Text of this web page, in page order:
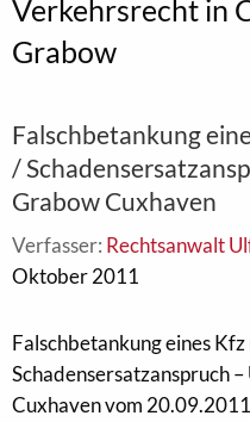
Verkehrsrecht in
Grabow
Falschbetankung
/
Grabow Cuxhaven
Verfasser: Rechtsanwalt
Oktober 2011
Falschbetankung eines
Schadensersatzanspruch
Cuxhaven vom